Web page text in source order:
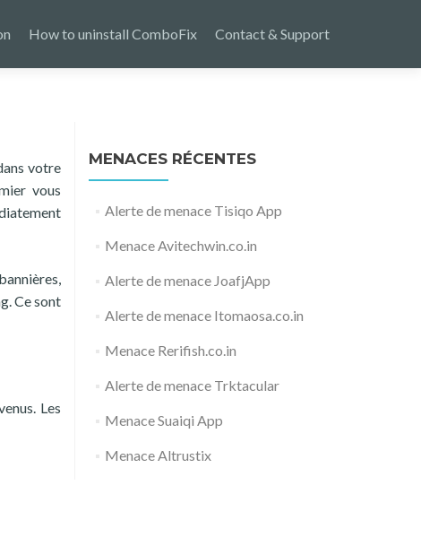
How to uninstall ComboFix Contact & Support
votre
vous
Ce sont
Les
MENACES RÉCENTES
Alerte de menace Tisiqo App
Menace Avitechwin.co.in
Alerte de menace JoafjApp
Alerte de menace Itomaosa.co.in
Menace Rerifish.co.in
Alerte de menace Trktacular
Menace Suaiqi App
Menace Altrustix